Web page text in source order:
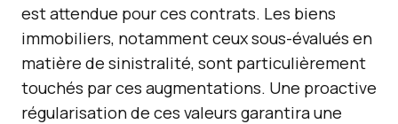
est attendue pour ces contrats. Les biens
immobiliers, notamment ceux sous-évalués en
matière de sinistralité, sont particulièrement
touchés par ces augmentations. Une proactive
régularisation de ces valeurs garantira une